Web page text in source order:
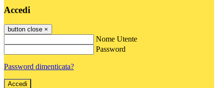
Accedi
button close ×
Nome Utente
Password
Password dimenticata?